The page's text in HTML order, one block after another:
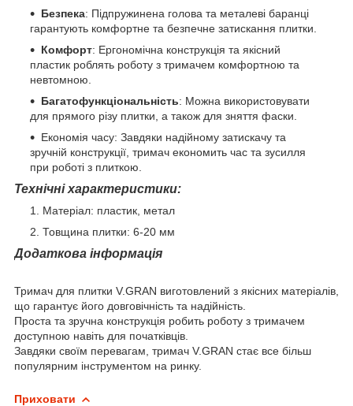
Безпека: Підпружинена голова та металеві баранці
гарантують комфортне та безпечне затискання плитки.
Комфорт: Ергономічна конструкція та якісний
пластик роблять роботу з тримачем комфортною та
невтомною.
Багатофункціональність: Можна використовувати
для прямого різу плитки, а також для зняття фаски.
Економія часу: Завдяки надійному затискачу та
зручній конструкції, тримач економить час та зусилля
при роботі з плиткою.
Технічні характеристики:
Матеріал: пластик, метал
Товщина плитки: 6-20 мм
Додаткова інформація
Тримач для плитки V.GRAN виготовлений з якісних матеріалів,
що гарантує його довговічність та надійність.
Проста та зручна конструкція робить роботу з тримачем
доступною навіть для початківців.
Завдяки своїм перевагам, тримач V.GRAN стає все більш
популярним інструментом на ринку.
Приховати